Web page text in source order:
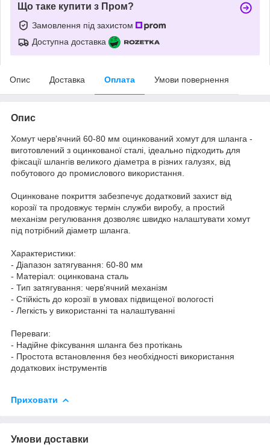
Що таке купити з Пром?
Замовлення під захистом
Доступна доставка
Опис Доставка Оплата Умови повернення
Опис
Хомут черв'ячний 60-80 мм оцинкований хомут для шланга -
виготовлений з оцинкованої сталі, ідеально підходить для
фіксації шлангів великого діаметра в різних галузях, від
побутового до промислового використання.
Оцинковане покриття забезпечує додатковий захист від
корозії та продовжує термін служби виробу, а простий
механізм регулювання дозволяє швидко налаштувати хомут
під потрібний діаметр шланга.
Характеристики:
- Діапазон затягування: 60-80 мм
- Матеріал: оцинкована сталь
- Тип затягування: черв'ячний механізм
- Стійкість до корозії в умовах підвищеної вологості
- Легкість у використанні та налаштуванні
Переваги:
- Надійне фіксування шланга без протікань
- Простота встановлення без необхідності використання
додаткових інструментів
Приховати
Умови доставки